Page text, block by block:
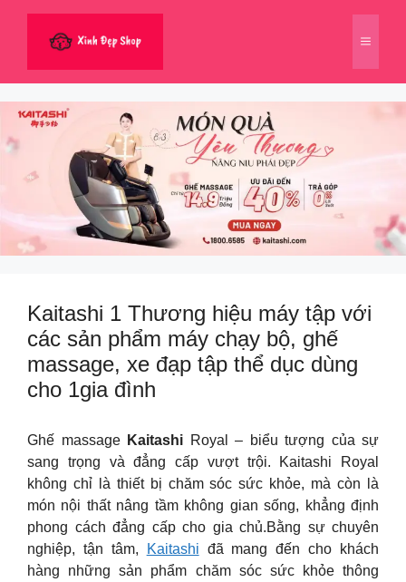
dung
Menu
Kaitashi 1 Thương hiệu máy tập với
các sản phẩm máy chạy bộ, ghế
massage, xe đạp tập thể dục dùng
cho 1gia đình
Ghế massage Kaitashi Royal – biểu tượng của sự
sang trọng và đẳng cấp vượt trội. Kaitashi Royal
không chỉ là thiết bị chăm sóc sức khỏe, mà còn là
món nội thất nâng tầm không gian sống, khẳng định
phong cách đẳng cấp cho gia chủ.Bằng sự chuyên
nghiệp, tận tâm,
Kaitashi đã mang đến cho khách
hàng những sản phẩm chăm sóc sức khỏe thông